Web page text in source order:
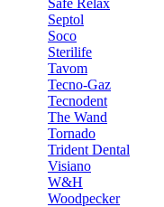
Safe Relax
Septol
Soco
Sterilife
Tavom
Tecno-Gaz
Tecnodent
The Wand
Tornado
Trident Dental
Visiano
W&H
Woodpecker